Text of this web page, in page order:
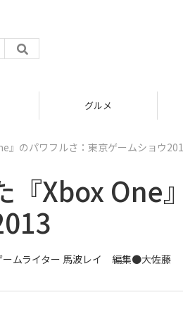
グルメ
』のパワフルさ：東京ゲームショウ
『Xbox One
ムライター 馬波レイ 編集●大佐藤